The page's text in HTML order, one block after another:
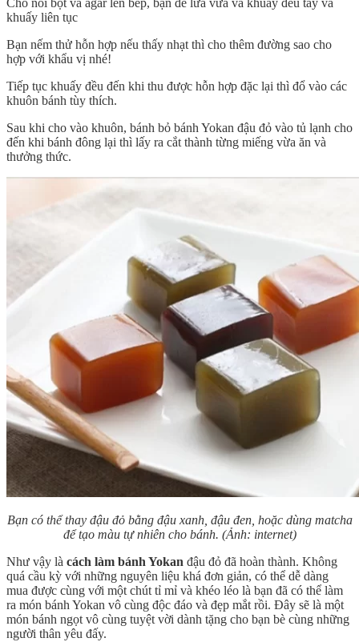
Cho nồi bột và agar lên bếp, bạn để lửa vừa và khuấy đều tay và
khuấy liên tục
Bạn nếm thử hỗn hợp nếu thấy nhạt thì cho thêm đường sao cho
hợp với khẩu vị nhé!
Tiếp tục khuấy đều đến khi thu được hỗn hợp đặc lại thì đổ vào các
khuôn bánh tùy thích.
Sau khi cho vào khuôn, bánh bỏ bánh Yokan đậu đỏ vào tủ lạnh cho
đến khi bánh đông lại thì lấy ra cắt thành từng miếng vừa ăn và
thưởng thức.
Bạn có thể thay đậu đỏ bằng đậu xanh, đậu đen, hoặc dùng matcha
để tạo màu tự nhiên cho bánh. (Ảnh: internet)
Như vậy là cách làm bánh Yokan đậu đỏ đã hoàn thành. Không
quá cầu kỳ với những nguyên liệu khá đơn giản, có thể dễ dàng
mua được cùng với một chút tỉ mỉ và khéo léo là bạn đã có thể làm
ra món bánh Yokan vô cùng độc đáo và đẹp mắt rồi. Đây sẽ là một
món bánh ngọt vô cùng tuyệt vời dành tặng cho bạn bè cùng những
người thân yêu đấy.